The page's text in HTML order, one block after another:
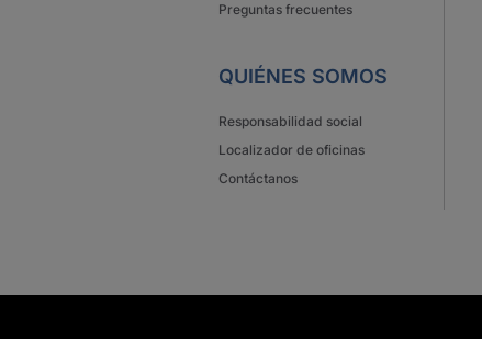
Preguntas frecuentes
QUIÉNES SOMOS
Responsabilidad social
Localizador de oficinas
Contáctanos